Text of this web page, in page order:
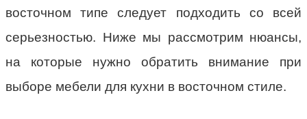
восточном типе следует подходить со всей
серьезностью. Ниже мы рассмотрим нюансы,
на которые нужно обратить внимание при
выборе мебели для кухни в восточном стиле.